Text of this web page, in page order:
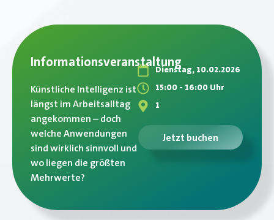
Informationsveranstaltung
Künstliche Intelligenz ist
längst im Arbeitsalltag
angekommen – doch
welche Anwendungen
sind wirklich sinnvoll und
wo liegen die größten
Mehrwerte?
Dienstag, 10.02.2026
15:00 - 16:00 Uhr
1
Jetzt buchen